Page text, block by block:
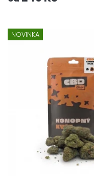
NOVINKA